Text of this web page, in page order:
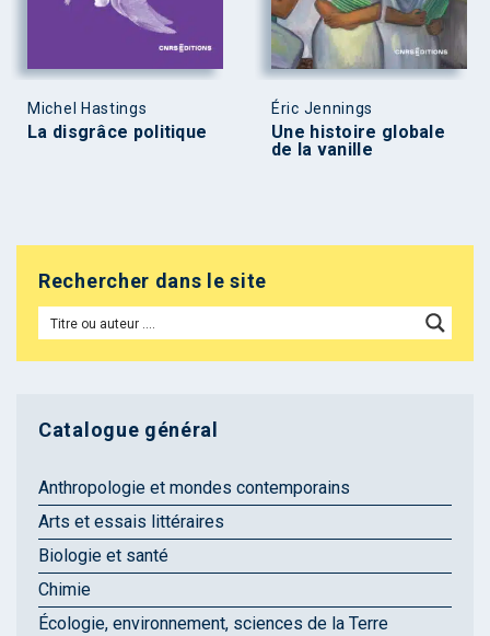
Michel Hastings
La disgrâce politique
Éric Jennings
Une histoire globale
de la vanille
Rechercher dans le site
Catalogue général
Anthropologie et mondes contemporains
Arts et essais littéraires
Biologie et santé
Chimie
Écologie, environnement, sciences de la Terre